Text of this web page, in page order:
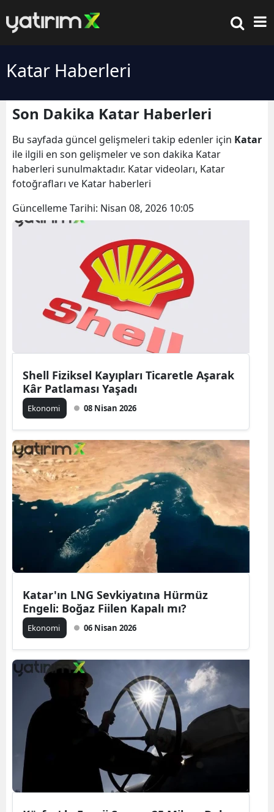
Katar Haberleri
Son Dakika Katar Haberleri
Bu sayfada güncel gelişmeleri takip edenler için Katar
ile ilgili en son gelişmeler ve son dakika Katar
haberleri sunulmaktadır. Katar videoları, Katar
fotoğrafları ve Katar haberleri
Güncelleme Tarihi: Nisan 08, 2026 10:05
Shell Fiziksel Kayıpları Ticaretle Aşarak
Kâr Patlaması Yaşadı
Ekonomi 08 Nisan 2026
Katar'ın LNG Sevkiyatına Hürmüz
Engeli: Boğaz Fiilen Kapalı mı?
Ekonomi 06 Nisan 2026